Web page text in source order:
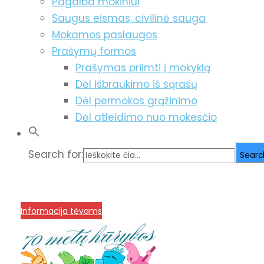
Saugus eismas, civilinė sauga
Mokamos paslaugos
Prašymų formos
Prašymas priimti į mokyklą
Dėl išbraukimo iš sąrašų
Dėl permokos grąžinimo
Dėl atleidimo nuo mokesčio
Search for:
Informacija tėvams